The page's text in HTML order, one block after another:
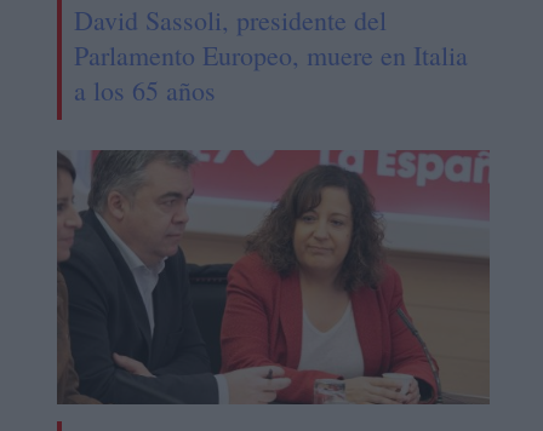
David Sassoli, presidente del
Parlamento Europeo, muere en Italia
a los 65 años